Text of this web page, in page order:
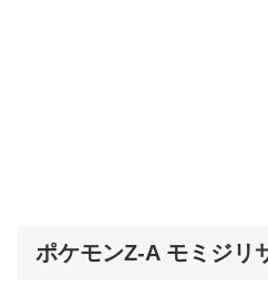
ポケモンZ‐A モミジリ